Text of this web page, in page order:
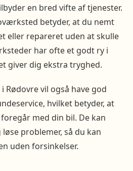
en bred vifte af tjenester.
betyder, at du nemt
eller repareret uden at skulle
har ofte et godt ry i
giver dig ekstra tryghed.
vil også have god
hvilket betyder, at
med din bil. De kan
problemer, så du kan
uden forsinkelser.